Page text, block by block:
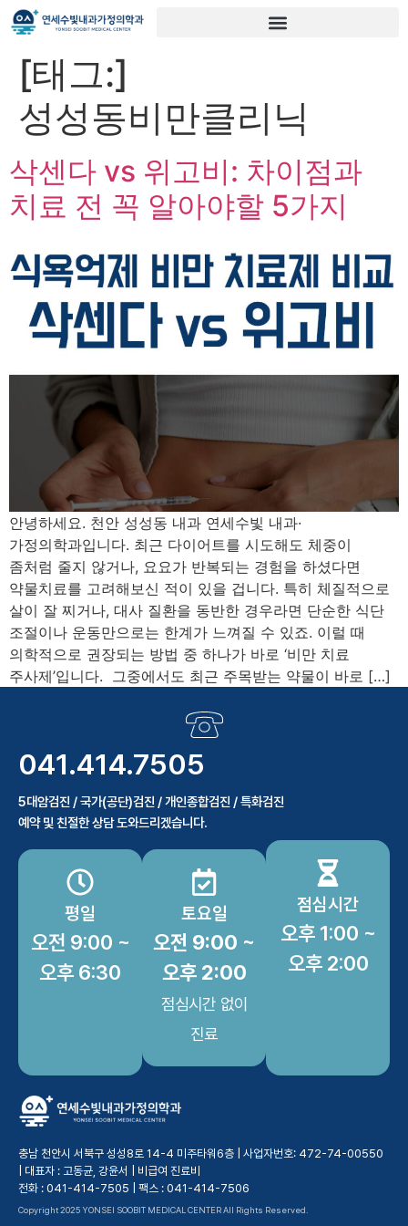
[태그:]
성성동비만클리닉
삭센다 vs 위고비: 차이점과
치료 전 꼭 알아야할 5가지
안녕하세요. 천안 성성동 내과 연세수빛 내과·
가정의학과입니다. 최근 다이어트를 시도해도 체중이
좀처럼 줄지 않거나, 요요가 반복되는 경험을 하셨다면
약물치료를 고려해보신 적이 있을 겁니다. 특히 체질적으로
살이 잘 찌거나, 대사 질환을 동반한 경우라면 단순한 식단
조절이나 운동만으로는 한계가 느껴질 수 있죠. 이럴 때
의학적으로 권장되는 방법 중 하나가 바로 ‘비만 치료
주사제’입니다. 그중에서도 최근 주목받는 약물이 바로 […]
041.414.7505
5대암검진 / 국가(공단)검진 / 개인종합검진 / 특화검진
예약 및 친절한 상담 도와드리겠습니다.
평일
오전 9:00 ~
오후 6:30
토요일
오전 9:00 ~
오후 2:00
점심시간 없이
진료
점심시간
오후 1:00 ~
오후 2:00
충남 천안시 서북구 성성8로 14-4 미주타워6층 | 사업자번호: 472-74-00550
| 대표자 : 고동균, 강윤서 | 비급여 진료비
전화 : 041-414-7505 | 팩스 : 041-414-7506
Copyright 2025 YONSEI SOOBIT MEDICAL CENTER All Rights Reserved.